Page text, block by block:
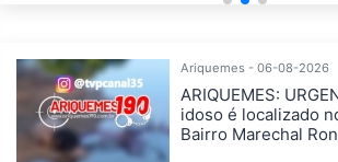
Ariquemes - 06-08-2026
ARIQUEMES:
idoso é localizado
Bairro Marechal